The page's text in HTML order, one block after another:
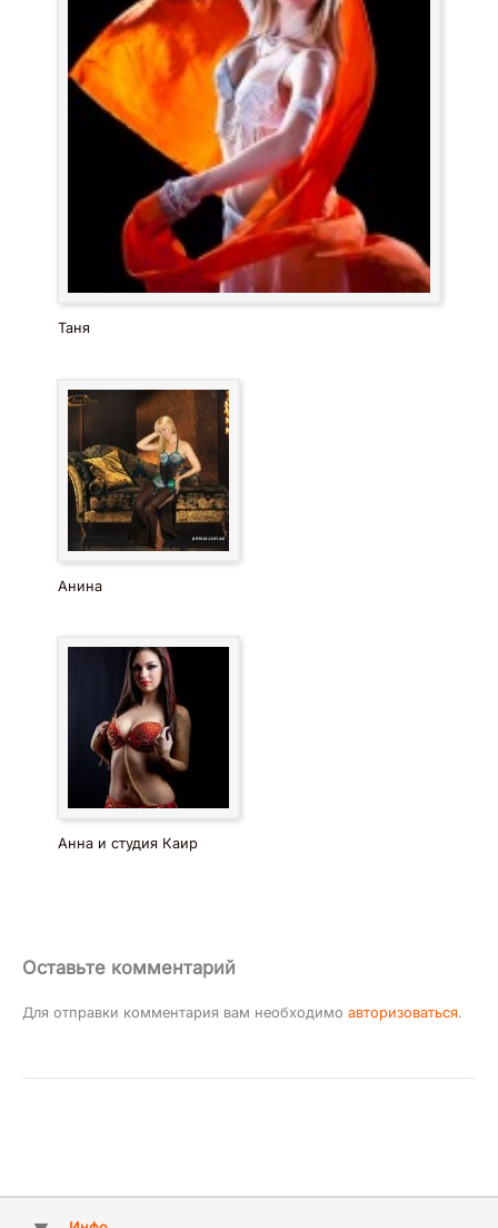
Таня
Анина
Анна и студия Каир
Оставьте комментарий
Для отправки комментария вам необходимо авторизоваться.